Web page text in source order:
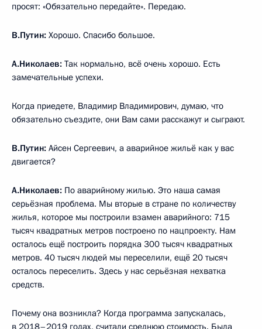
просят: «Обязательно передайте». Передаю.
В.Путин: Хорошо. Спасибо большое.
А.Николаев: Так нормально, всё очень хорошо. Есть
замечательные успехи.
Когда приедете, Владимир Владимирович, думаю, что
обязательно съездите, они Вам сами расскажут и сыграют.
В.Путин: Айсен Сергеевич, а аварийное жильё как у вас
двигается?
А.Николаев: По аварийному жилью. Это наша самая
серьёзная проблема. Мы вторые в стране по количеству
жилья, которое мы построили взамен аварийного: 715
тысяч квадратных метров построено по нацпроекту. Нам
осталось ещё построить порядка 300 тысяч квадратных
метров. 40 тысяч людей мы переселили, ещё 20 тысяч
осталось переселить. Здесь у нас серьёзная нехватка
средств.
Почему она возникла? Когда программа запускалась,